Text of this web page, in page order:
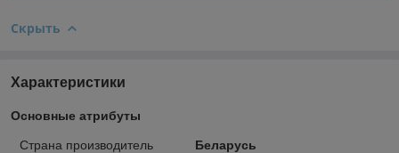
Скрыть
Характеристики
Основные атрибуты
Страна производитель
Беларусь